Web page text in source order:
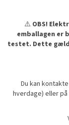
⚠️ OBS!
emballagen
testet. Dette
Du kan kontakte
hverdage) eller på